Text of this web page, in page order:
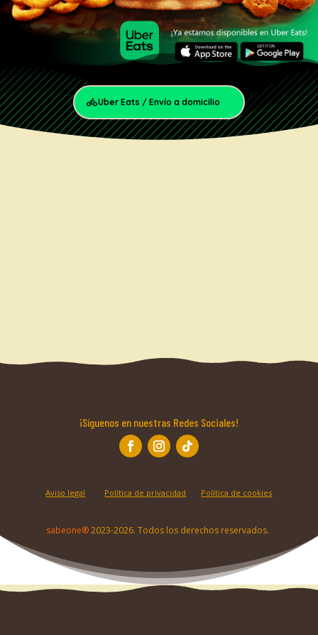
Uber Eats / Envío a domicilio
¡Síguenos en nuestras Redes Sociales!
Aviso legal Política de privacidad Política de cookies
sabeone®2023-2026.Todos los derechos reservados.